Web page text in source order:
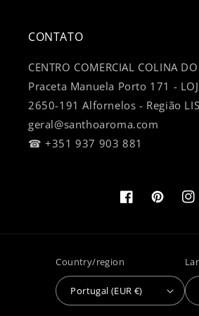
CONTATO
CENTRO COMERCIAL COLINA
Praceta Manuela Porto 171 -
2650-191 Alfornelos - Região
geral@santhoaroma.com
☎ +351 937 903 881
FacebookPinterest
Country/region
Portugal (EUR €)